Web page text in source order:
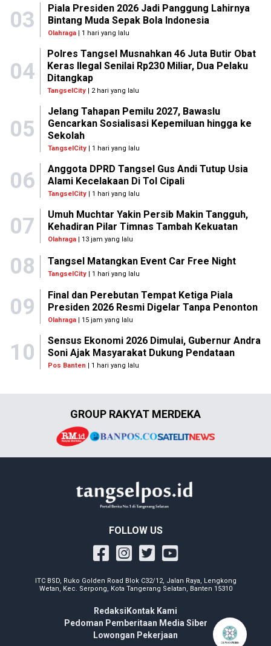
03
Piala Presiden 2026 Jadi Panggung Lahirnya
Bintang Muda Sepak Bola Indonesia
Olahraga| 1 hari yang lalu
04
Polres Tangsel Musnahkan 46 Juta Butir Obat
Keras Ilegal Senilai Rp230 Miliar, Dua Pelaku
Ditangkap
TangselCity | 2 hari yang lalu
05
Jelang Tahapan Pemilu 2027, Bawaslu
Gencarkan Sosialisasi Kepemiluan hingga ke
Sekolah
TangselCity| 1 hari yang lalu
06
Anggota DPRD Tangsel Gus Andi Tutup Usia
Alami Kecelakaan Di Tol Cipali
TangselCity| 1 hari yang lalu
07
Umuh Muchtar Yakin Persib Makin Tangguh,
Kehadiran Pilar Timnas Tambah Kekuatan
Olahraga| 13 jam yang lalu
08 Tangsel Matangkan Event Car Free Night
TangselCity | 1 hari yang lalu
09
Final dan Perebutan Tempat Ketiga Piala
Presiden 2026 Resmi Digelar Tanpa Penonton
Olahraga| 15 jam yang lalu
10
Sensus Ekonomi 2026 Dimulai, Gubernur Andra
Soni Ajak Masyarakat Dukung Pendataan
Pos Banten | 1 hari yang lalu
GROUP RAKYAT MERDEKA
FOLLOW US
ITC BSD, Ruko Golden Road Blok C32/12, Jalan Raya, Lengkong
Wetan, Kec. Serpong, Kota Tangerang Selatan, Banten 15310
Redaksi Kontak Kami
Pedoman Pemberitaan Media Siber
Lowongan Pekerjaan